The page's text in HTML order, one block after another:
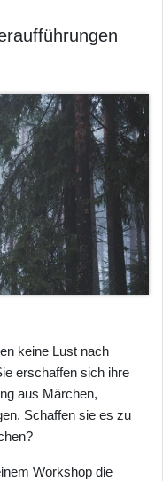
keine Lust nach
erschaffen sich ihre
aus Märchen,
Schaffen sie es zu
Workshop die